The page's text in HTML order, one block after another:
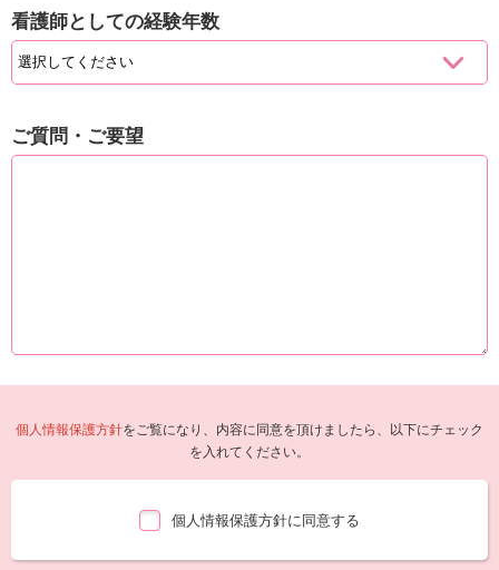
看護師としての経験年数
ご質問・ご要望
個人情報保護方針をご覧になり、内容に同意を頂けましたら、以下にチェック
を入れてください。
個人情報保護方針に同意する